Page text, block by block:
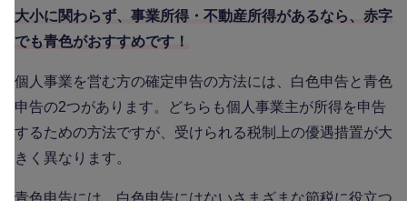
大小に関わらず、事業所得・不動産所得があるなら、赤字
でも青色がおすすめです！
個人事業を営む方の確定申告の方法には、白色申告と青色
申告の2つがあります。どちらも個人事業主が所得を申告
するための方法ですが、受けられる税制上の優遇措置が大
きく異なります。
青色申告には、白色申告にはないさまざまな節税に役立つ